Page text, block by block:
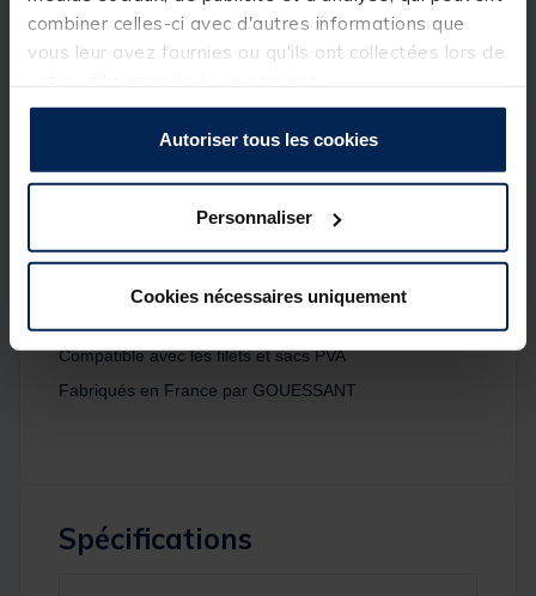
combiner celles-ci avec d'autres informations que
vous leur avez fournies ou qu'ils ont collectées lors de
Autoriser tous les cookies
Personnaliser
Cookies nécessaires uniquement
amorces. Afin de renforcer leur attractivité et leur
pouvoir collant, il est conseillé de les booster avec les
additifs liquides de la gammeELITE.
Détails
Diamètres disponibles : 2mm, 4mm, 6mm et 8mm
Composition : Farines végétales/huile de poisson
Très polyvalents
Valeur nutritive modérée
Compatible avec les filets et sacs PVA
Fabriqués en France par GOUESSANT
Spécifications